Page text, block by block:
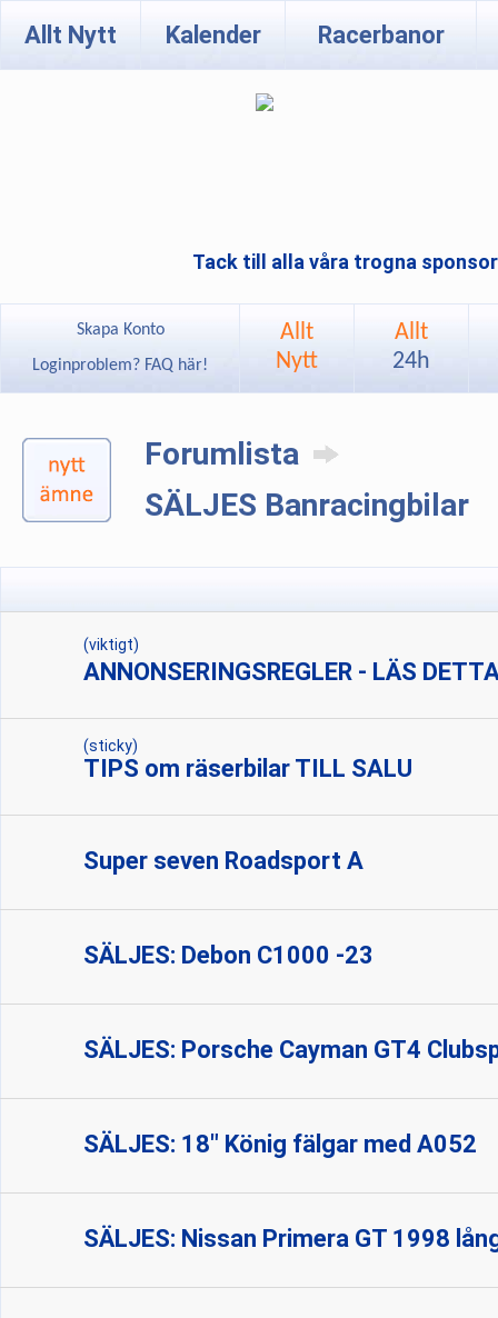
Allt Nytt Kalender Racerbanor
Tack till alla våra trogna
Skapa Konto
Loginproblem? FAQ här!
Allt
Nytt
Allt
24h
Forumlista
SÄLJES Banracingbilar
(viktigt)
ANNONSERINGSREGLER - LÄS
(sticky)
TIPS om räserbilar TILL SALU
Super seven Roadsport A
SÄLJES: Debon C1000 -23
SÄLJES: Porsche Cayman GT4
SÄLJES: 18" König fälgar med A052
SÄLJES: Nissan Primera GT 1998